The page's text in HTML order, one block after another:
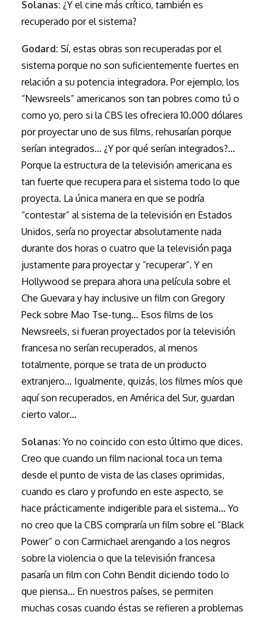
Solanas: ¿Y el cine más crítico, también es
recuperado por el sistema?
Godard: Sí, estas obras son recuperadas por el
sistema porque no son suficientemente fuertes en
relación a su potencia integradora. Por ejemplo, los
“Newsreels” americanos son tan pobres como tú o
como yo, pero si la CBS les ofreciera 10.000 dólares
por proyectar uno de sus films, rehusarían porque
serían integrados… ¿Y por qué serían integrados?…
Porque la estructura de la televisión americana es
tan fuerte que recupera para el sistema todo lo que
proyecta. La única manera en que se podría
“contestar” al sistema de la televisión en Estados
Unidos, sería no proyectar absolutamente nada
durante dos horas o cuatro que la televisión paga
justamente para proyectar y “recuperar”. Y en
Hollywood se prepara ahora una película sobre el
Che Guevara y hay inclusive un film con Gregory
Peck sobre Mao Tse-tung… Esos films de los
Newsreels, si fueran proyectados por la televisión
francesa no serían recuperados, al menos
totalmente, porque se trata de un producto
extranjero… Igualmente, quizás, los filmes míos que
aquí son recuperados, en América del Sur, guardan
cierto valor…
Solanas: Yo no coincido con esto último que dices.
Creo que cuando un film nacional toca un tema
desde el punto de vista de las clases oprimidas,
cuando es claro y profundo en este aspecto, se
hace prácticamente indigerible para el sistema… Yo
no creo que la CBS compraría un film sobre el “Black
Power” o con Carmichael arengando a los negros
sobre la violencia o que la televisión francesa
pasaría un film con Cohn Bendit diciendo todo lo
que piensa… En nuestros países, se permiten
muchas cosas cuando éstas se refieren a problemas